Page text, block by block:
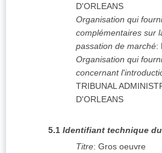
D'ORLEANS
Organisation qui
complémentaires sur
passation de marché:
Organisation qui
concernant
TRIBUNAL
D'ORLEANS
5.1 Identifiant technique
Titre: Gros oeuvre